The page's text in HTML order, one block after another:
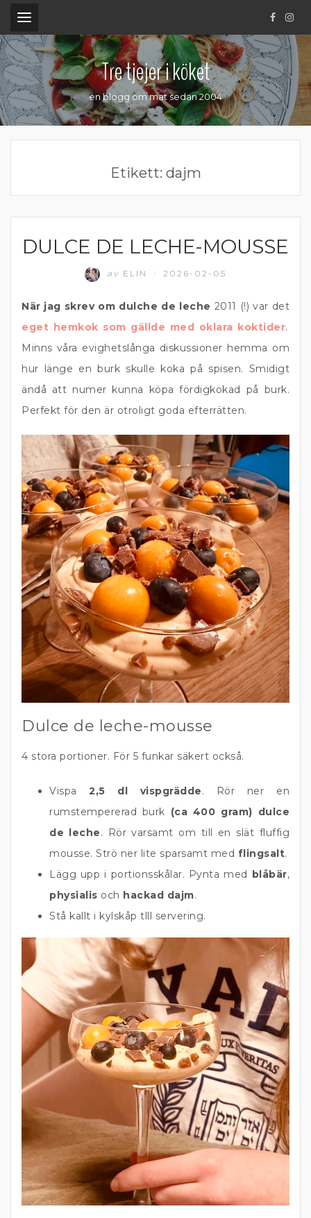
.
Tre tjejer i köket
en blogg om mat sedan 2004
Etikett: dajm
EFTERRÄTT
DULCE DE LECHE-MOUSSE
av ELIN 2026-02-05
När jag skrev om dulche de leche 2011 (!) var det
eget hemkok som gällde med oklara koktider.
Minns våra evighetslånga diskussioner hemma om
hur länge en burk skulle koka på spisen. Smidigt
ändå att numer kunna köpa fördigkokad på burk.
Perfekt för den är otroligt goda efterrätten.
Dulce de leche-mousse
4 stora portioner. För 5 funkar säkert också.
Vispa2,5 dl vispgrädde. Rör ner en
rumstempererad burk (ca 400 gram) dulce
de leche. Rör varsamt om till en slät fluffig
mousse. Strö ner lite sparsamt med flingsalt.
Lägg upp i portionsskålar. Pynta med blåbär,
physialis och hackad dajm.
Stå kallt i kylskåp tlll servering.